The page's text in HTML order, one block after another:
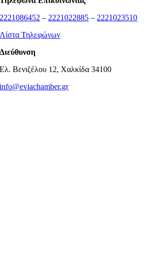
2221086452 – 2221022885 – 2221023510
Λίστα Τηλεφώνων
Διεύθυνση
Ελ. Βενιζέλου 12, Χαλκίδα 34100
info@eviachamber.gr